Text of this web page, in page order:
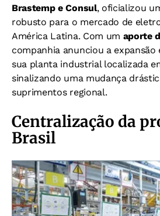
Brastemp e Consul, oficializou
robusto para o mercado de
América Latina. Com um aporte
companhia anunciou a expansão
sua planta industrial localizada
sinalizando uma mudança
suprimentos regional.
Centralização da
Brasil